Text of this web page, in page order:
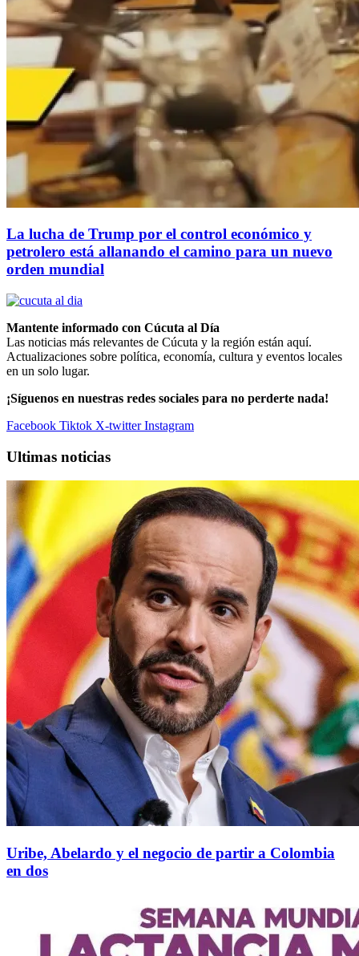
La lucha de Trump por el control económico y
petrolero está allanando el camino para un nuevo
orden mundial
Mantente informado con Cúcuta al Día
Las noticias más relevantes de Cúcuta y la región están aquí.
Actualizaciones sobre política, economía, cultura y eventos locales
en un solo lugar.
¡Síguenos en nuestras redes sociales para no perderte nada!
Facebook Tiktok X-twitter Instagram
Ultimas noticias
Uribe, Abelardo y el negocio de partir a Colombia
en dos